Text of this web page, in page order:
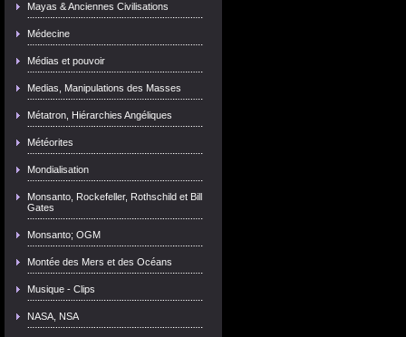
Mayas & Anciennes Civilisations
Médecine
Médias et pouvoir
Medias, Manipulations des Masses
Métatron, Hiérarchies Angéliques
Météorites
Mondialisation
Monsanto, Rockefeller, Rothschild et Bill
Gates
Monsanto; OGM
Montée des Mers et des Océans
Musique - Clips
NASA, NSA